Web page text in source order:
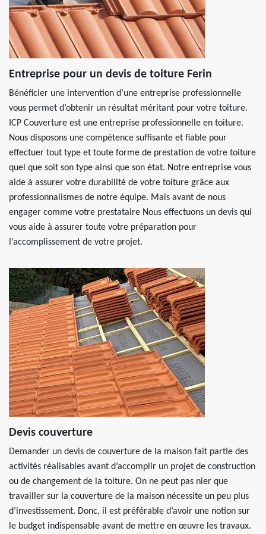
Entreprise pour un devis de toiture Ferin
Bénéficier une intervention d’une entreprise professionnelle
vous permet d’obtenir un résultat méritant pour votre toiture.
ICP Couverture est une entreprise professionnelle en toiture.
Nous disposons une compétence suffisante et fiable pour
effectuer tout type et toute forme de prestation de votre toiture
quel que soit son type ainsi que son état. Notre entreprise vous
aide à assurer votre durabilité de votre toiture grâce aux
professionnalismes de notre équipe. Mais avant de nous
engager comme votre prestataire Nous effectuons un devis qui
vous aide à assurer toute votre préparation pour
l’accomplissement de votre projet.
Devis couverture
Demander un devis de couverture de la maison fait partie des
activités réalisables avant d’accomplir un projet de construction
ou de changement de la toiture. On ne peut pas nier que
travailler sur la couverture de la maison nécessite un peu plus
d’investissement. Donc, il est préférable d’avoir une notion sur
le budget indispensable avant de mettre en œuvre les travaux.